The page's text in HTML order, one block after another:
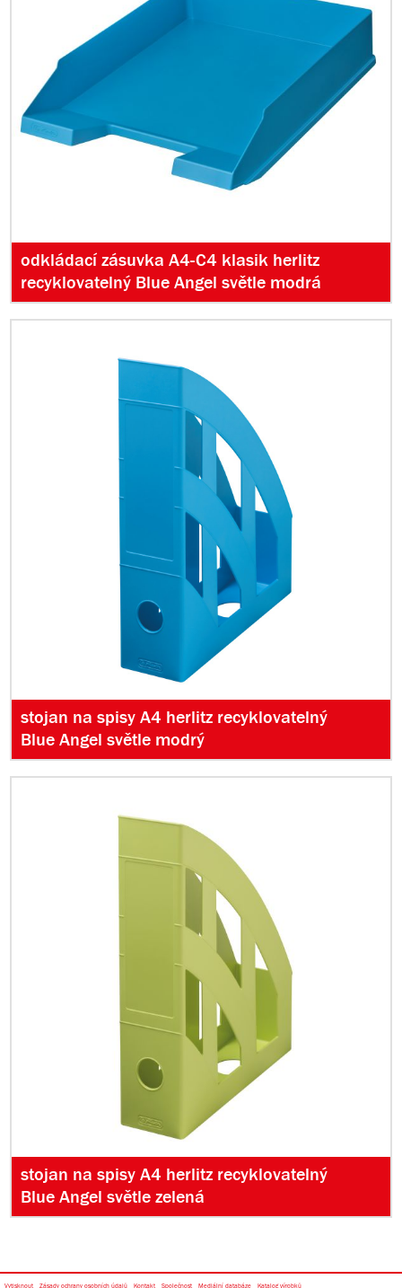
odkládací zásuvka A4-C4 klasik herlitz
recyklovatelný Blue Angel světle modrá
stojan na spisy A4 herlitz recyklovatelný
Blue Angel světle modrý
stojan na spisy A4 herlitz recyklovatelný
Blue Angel světle zelená
Vytisknout Zásady ochrany osobních údajů Kontakt Společnost Mediální databáze Katalog výrobků